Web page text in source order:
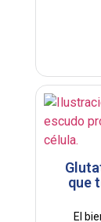
que
El